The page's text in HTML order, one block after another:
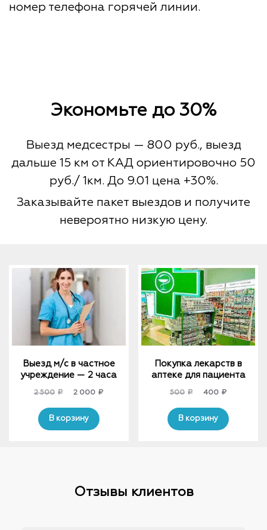
номер телефона горячей линии.
Экономьте до 30%
Выезд медсестры — 800 руб., выезд
дальше 15 км от КАД ориентировочно 50
руб./ 1км. До 9.01 цена +30%.
Заказывайте пакет выездов и получите
невероятно низкую цену.
Выезд м/с в частное
учреждение — 2 часа
2 500 ₽
Original
was:
2
2 000 ₽Current
В корзину
Покупка лекарств в
аптеке для пациента
500 ₽
Original
was:
500₽.
400 ₽Current
is:
В корзину
Отзывы клиентов